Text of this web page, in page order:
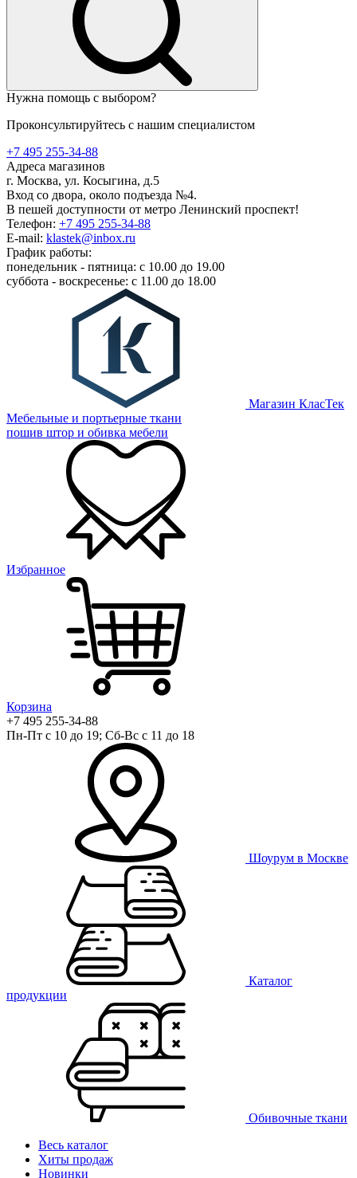
Нужна помощь с выбором?
Проконсультируйтесь с нашим специалистом
+7 495 255-34-88
Адреса магазинов
г. Москва, ул. Косыгина, д.5
Вход со двора, около подъезда №4.
В пешей доступности от метро Ленинский проспект!
Телефон: +7 495 255-34-88
E-mail: klastek@inbox.ru
График работы:
понедельник - пятница: с 10.00 до 19.00
суббота - воскресенье: с 11.00 до 18.00
Магазин КласТек
Мебельные и портьерные ткани
пошив штор и обивка мебели
Избранное
Корзина
+7 495 255-34-88
Пн-Пт с 10 до 19; Сб-Вс с 11 до 18
Шоурум в Москве
Каталог
продукции
Обивочные ткани
Весь каталог
Хиты продаж
Новинки